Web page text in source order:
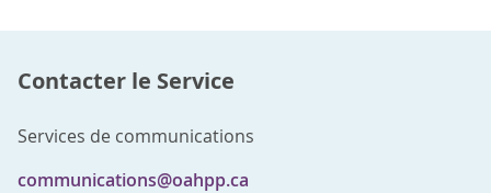
Contacter le Service
Services de communications
communications@oahpp.ca